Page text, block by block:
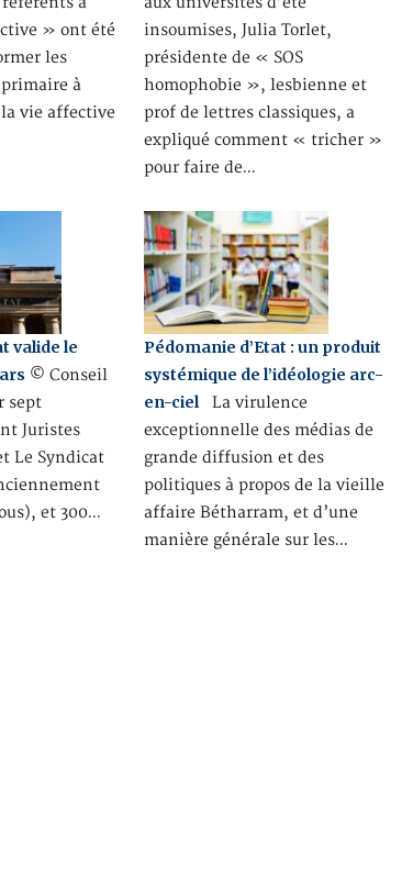
» ont été
les
à
vie affective
insoumises, Julia Torlet,
présidente de « SOS
homophobie », lesbienne et
prof de lettres classiques, a
expliqué comment « tricher »
pour faire de…
valide le
© Conseil
sept
Juristes
Le Syndicat
et 300…
Pédomanie d’Etat : un produit
systémique de l’idéologie arc-
en-cielLa virulence
exceptionnelle des médias de
grande diffusion et des
politiques à propos de la vieille
affaire Bétharram, et d’une
manière générale sur les…